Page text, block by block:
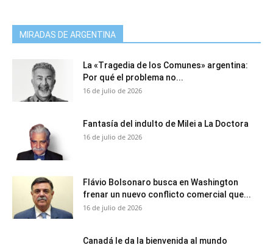
MIRADAS DE ARGENTINA
La «Tragedia de los Comunes» argentina:
Por qué el problema no...
16 de julio de 2026
Fantasía del indulto de Milei a La Doctora
16 de julio de 2026
Flávio Bolsonaro busca en Washington
frenar un nuevo conflicto comercial que...
16 de julio de 2026
Canadá le da la bienvenida al mundo